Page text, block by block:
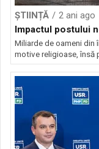
ȘTIINȚĂ
2 ani ago
Impactul postului
Miliarde de oameni din
motive religioase, însă